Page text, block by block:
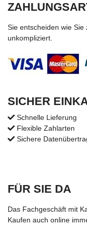
Sie entscheiden wie
unkompliziert.
SICHER
Schnelle Lieferung
Flexible Zahlarten
Sichere
FÜR SIE DA
Das Fachgeschäft mit
Kaufen auch online